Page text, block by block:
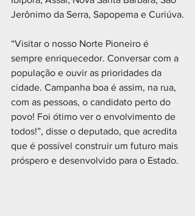
Jerônimo da Serra, Sapopema e Curiúva.
“Visitar o nosso Norte Pioneiro é
sempre enriquecedor. Conversar com a
população e ouvir as prioridades da
cidade. Campanha boa é assim, na rua,
com as pessoas, o candidato perto do
povo! Foi ótimo ver o envolvimento de
todos!”, disse o deputado, que acredita
que é possível construir um futuro mais
próspero e desenvolvido para o Estado.